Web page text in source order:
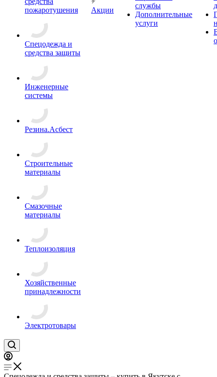
пожаротушения
Спецодежда и
средства защиты
Инженерные
системы
Резина.Асбест
Строительные
материалы
Смазочные
материалы
Теплоизоляция
Хозяйственные
принадлежности
Электротовары
Акции
службы
Дополнительные
услуги